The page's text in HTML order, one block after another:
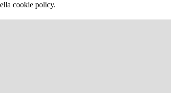
cookie policy.